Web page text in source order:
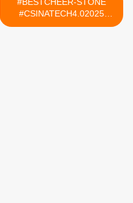
#CSINATECH4.02025
#CIRTtech-YouTube >